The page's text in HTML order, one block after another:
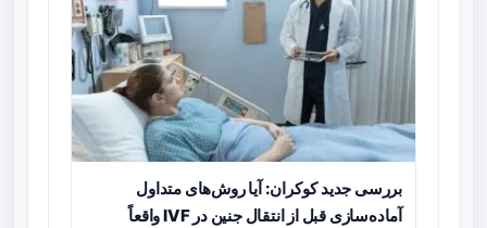
بررسی جدید کوکران: آیا روش‌های متداول
آماده‌سازی قبل از انتقال جنین در IVF واقعاً